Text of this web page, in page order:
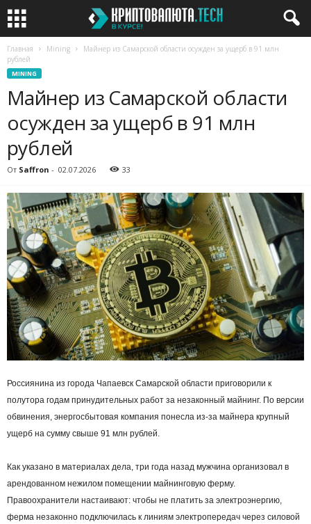
Главная Mining
Майнер из Самарской области осужден за ущерб в 91 млн
рублей
MINING
Майнер из Самарской области
осужден за ущерб в 91 млн
рублей
От Saffron - 02.07.2026 33
Россиянина из города Чапаевск Самарской области приговорили к
полутора годам принудительных работ за незаконный майнинг. По версии
обвинения, энергосбытовая компания понесла из-за майнера крупный
ущерб на сумму свыше 91 млн рублей.
Как указано в материалах дела, три года назад мужчина организовал в
арендованном нежилом помещении майнинговую ферму.
Правоохранители настаивают: чтобы не платить за электроэнергию,
ферма незаконно подключилась к линиям электропередач через силовой